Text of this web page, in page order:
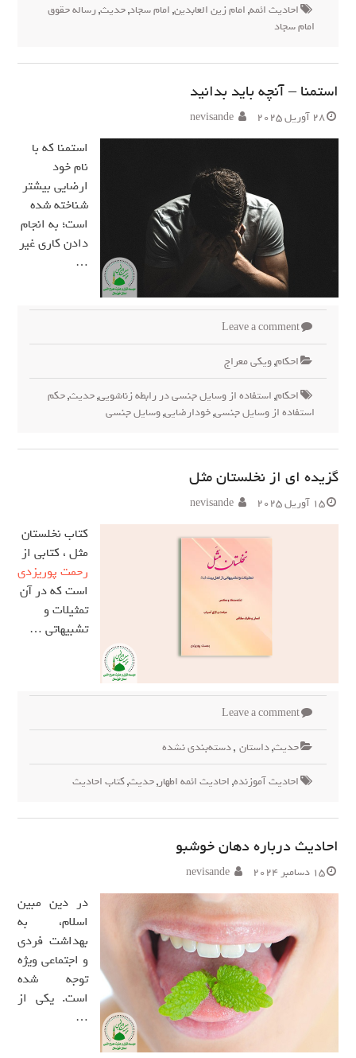
احادیث ائمه,امام زین العابدین,امام سجاد,حدیث,رساله حقوق
امام سجاد
استمنا – آنچه باید بدانید
28 آوریل 2025 nevisande
استمنا که با
نام خود
ارضایی بیشتر
شناخته شده
است؛ به انجام
دادن کاری غیر
…
Leave a comment
احکام,ویکی معراج
احکام,استفاده از وسایل جنسی در رابطه زناشویی,حدیث,حکم
استفاده از وسایل جنسی,خودارضایی,وسایل جنسی
گزیده ای از نخلستان مثل
15 آوریل 2025 nevisande
کتاب نخلستان
مثل ، کتابی از
رحمت پوریزدی
است که در آن
تمثیلات و
تشبیهاتی …
Leave a comment
حدیث,داستان ,دسته‌بندی نشده
احادیث آموزنده,احادیث ائمه اطهار,حدیث,کتاب احادیث
احادیث درباره دهان خوشبو
15 دسامبر 2024 nevisande
در دین مبین
اسلام، به
بهداشت فردی
و اجتماعی ویژه
توجه شده
است. یکی از
…